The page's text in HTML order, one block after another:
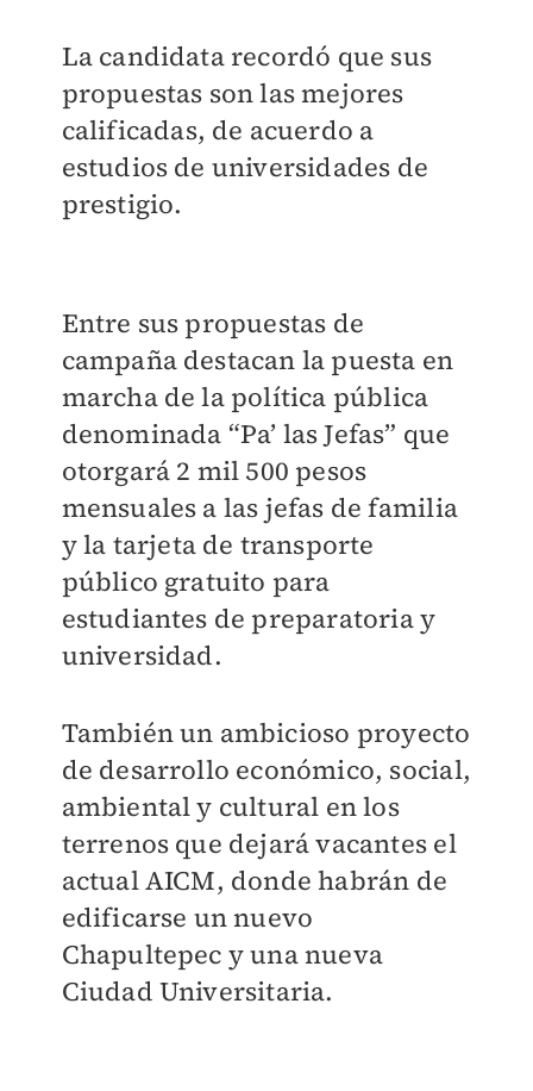
La candidata recordó que sus
propuestas son las mejores
calificadas, de acuerdo a
estudios de universidades de
prestigio.
Entre sus propuestas de
campaña destacan la puesta en
marcha de la política pública
denominada “Pa’ las Jefas” que
otorgará 2 mil 500 pesos
mensuales a las jefas de familia
y la tarjeta de transporte
público gratuito para
estudiantes de preparatoria y
universidad.
También un ambicioso proyecto
de desarrollo económico, social,
ambiental y cultural en los
terrenos que dejará vacantes el
actual AICM, donde habrán de
edificarse un nuevo
Chapultepec y una nueva
Ciudad Universitaria.